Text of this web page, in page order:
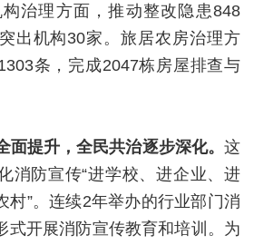
治理方面，推动整改隐患848
出机构30家。旅居农房治理方
条，完成2047栋房屋排查与
提升，全民共治逐步深化。 这
消防宣传“进学校、进企业、进
村”。连续2年举办的行业部门消
式开展消防宣传教育和培训。为